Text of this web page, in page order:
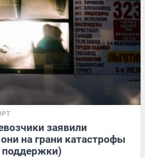
заявили
на грани катастрофы
поддержки)